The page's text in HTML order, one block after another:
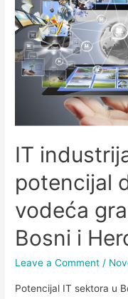
IT
potencijal
vodeća
Bosni i
Leave a Comment /
Potencijal IT sektora u